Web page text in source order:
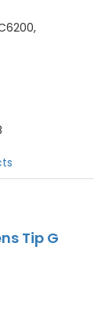
Tip G